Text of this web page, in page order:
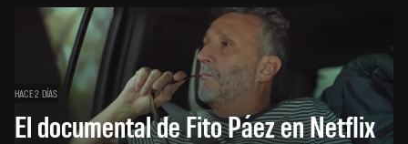
HACE 2 DÍAS
El documental de Fito Páez en Netflix